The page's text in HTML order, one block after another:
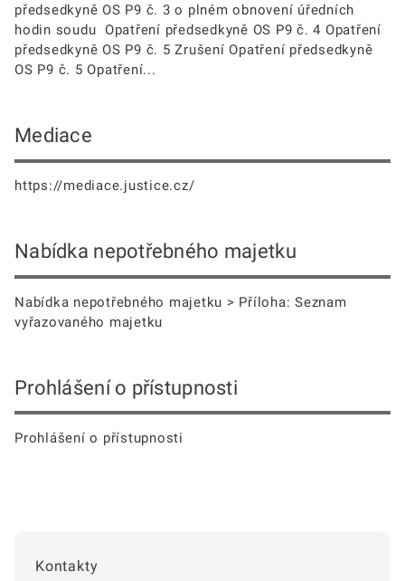
Kontakty
předsedkyně OS P9 č. 3 o plném obnovení úředních
hodin soudu Opatření předsedkyně OS P9 č. 4 Opatření
předsedkyně OS P9 č. 5 Zrušení Opatření předsedkyně
OS P9 č. 5 Opatření...
Mediace
https://mediace.justice.cz/
Nabídka nepotřebného majetku
Nabídka nepotřebného majetku > Příloha: Seznam
vyřazovaného majetku
Prohlášení o přístupnosti
Prohlášení o přístupnosti